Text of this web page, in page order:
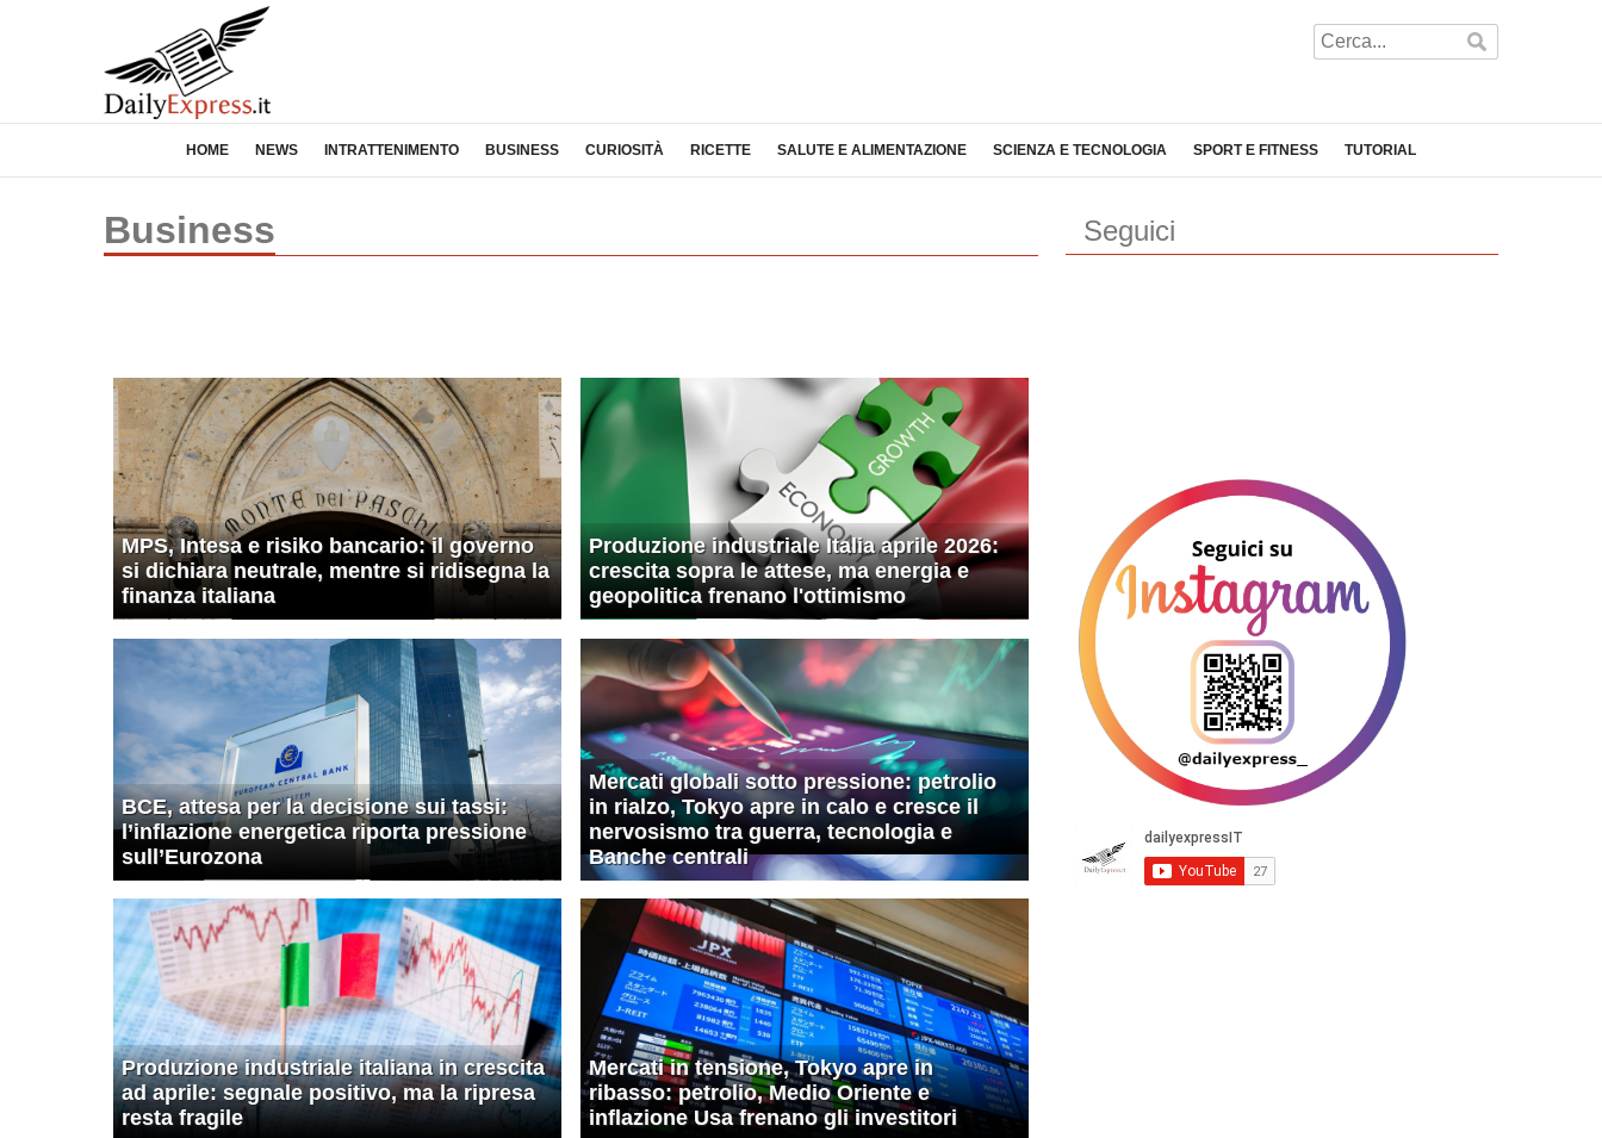
HOME NEWS INTRATTENIMENTO BUSINESS CURIOSITÀ RICETTE SALUTE E ALIMENTAZIONE SCIENZA E TECNOLOGIA SPORT E FITNESS TUTORIAL
Business
MPS, Intesa e risiko bancario: il governo
si dichiara neutrale, mentre si ridisegna la
finanza italiana
Produzione industriale Italia aprile 2026:
crescita sopra le attese, ma energia e
geopolitica frenano l'ottimismo
BCE, attesa per la decisione sui tassi:
l’inflazione energetica riporta pressione
sull’Eurozona
Mercati globali sotto pressione: petrolio
in rialzo, Tokyo apre in calo e cresce il
nervosismo tra guerra, tecnologia e
Banche centrali
Produzione industriale italiana in crescita
ad aprile: segnale positivo, ma la ripresa
resta fragile
Mercati in tensione, Tokyo apre in
ribasso: petrolio, Medio Oriente e
inflazione Usa frenano gli investitori
Seguici